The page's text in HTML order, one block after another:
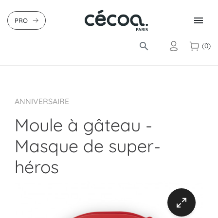

PRO
search (0)
ANNIVERSAIRE
Moule à gâteau -
Masque de super-
héros